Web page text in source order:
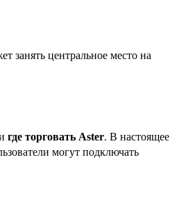
занять центральное место на
где торговать Aster. В настоящее
могут подключать